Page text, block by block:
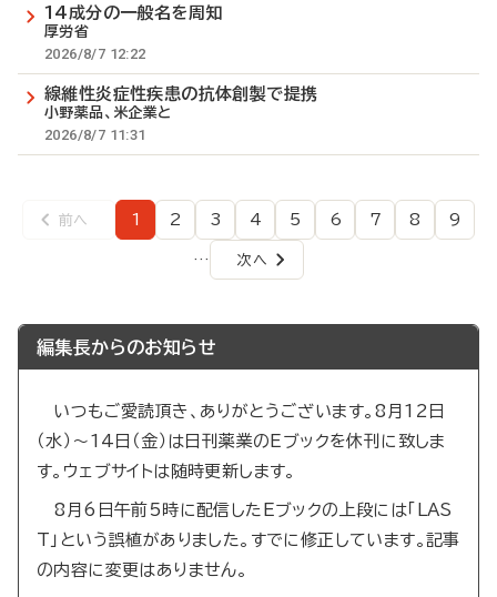
14成分の一般名を周知
厚労省
2026/8/7 12:22
線維性炎症性疾患の抗体創製で提携
小野薬品、米企業と
2026/8/7 11:31
ジ
前
前へ
ペ
ー
1
ペ
ー
2
ペ
ー
3
ペ
ー
ジ
4
ペ
ー
5
ペ
ー
6
ペ
ー
7
ペ
ー
8
ペ
ー
9
…
次
ペ
次へ
編集長からのお知らせ
いつもご愛読頂き、ありがとうございます。8月12日
（水）～14日（金）は日刊薬業のEブックを休刊に致しま
す。ウェブサイトは随時更新します。
8月6日午前5時に配信したEブックの上段には「LAS
T」という誤植がありました。すでに修正しています。記事
の内容に変更はありません。